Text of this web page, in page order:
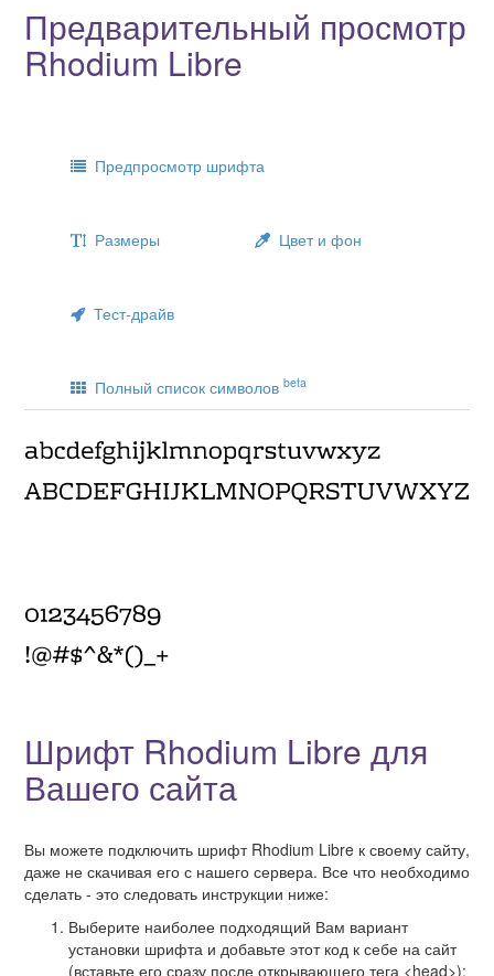
Предварительный просмотр
Rhodium Libre
Предпросмотр шрифта
Размеры Цвет и фон
Тест-драйв
Полный список символов beta
Шрифт Rhodium Libre для
Вашего сайта
Вы можете подключить шрифт Rhodium Libre к своему сайту,
даже не скачивая его с нашего сервера. Все что необходимо
сделать - это следовать инструкции ниже:
Выберите наиболее подходящий Вам вариант
установки шрифта и добавьте этот код к себе на сайт
(вставьте его сразу после открывающего тега <head>):